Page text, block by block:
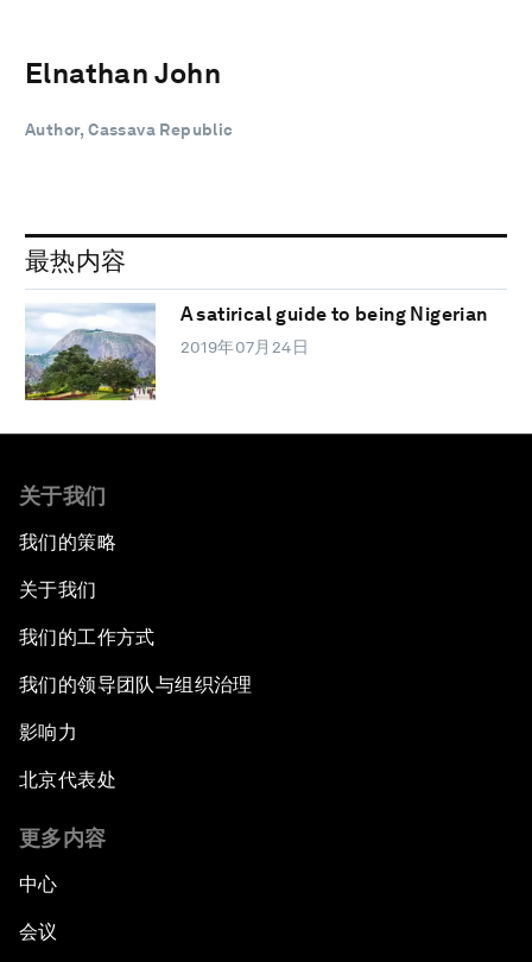
Elnathan John
Author, Cassava Republic
最热内容
A satirical guide to being Nigerian
2019年07月24日
关于我们
我们的策略
关于我们
我们的工作方式
我们的领导团队与组织治理
影响力
北京代表处
更多内容
中心
会议